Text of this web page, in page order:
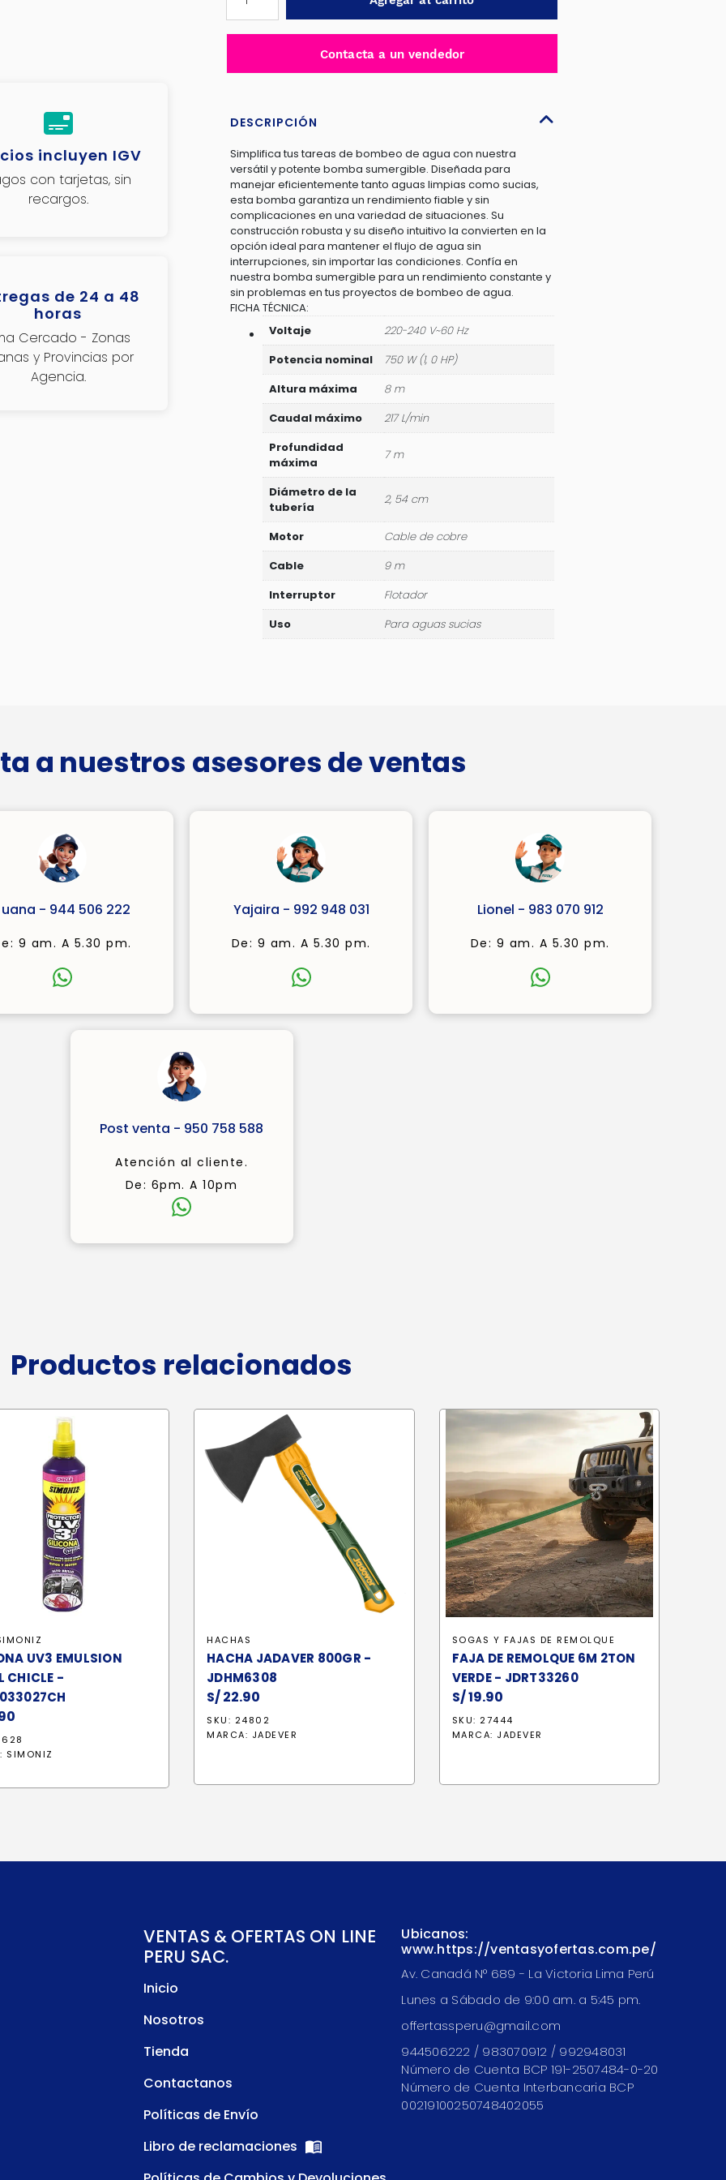
incluyen IGV
con tarjetas, sin
recargos.
de 24 a 48
horas
Cercado - Zonas
y Provincias por
Agencia.
SUMERGIBLE
PARA
1"
AC
INOX
750W
H:7M
C:217L/MIN
TOTAL
-
TWP87506-
cantidad
Contacta a un vendedor
DESCRIPCIÓN
Simplifica tus tareas de bombeo de agua con nuestra
versátil y potente bomba sumergible. Diseñada para
manejar eficientemente tanto aguas limpias como sucias,
esta bomba garantiza un rendimiento fiable y sin
complicaciones en una variedad de situaciones. Su
construcción robusta y su diseño intuitivo la convierten en la
opción ideal para mantener el flujo de agua sin
interrupciones, sin importar las condiciones. Confía en
nuestra bomba sumergible para un rendimiento constante y
sin problemas en tus proyectos de bombeo de agua.
FICHA TÉCNICA:
Voltaje
220-240 V~60 Hz
Potencia nominal
750 W (1, 0 HP)
Altura máxima
8 m
Caudal máximo
217 L/min
Profundidad
máxima
7 m
Diámetro de la
tubería
2, 54 cm
Motor
Cable de cobre
Cable
9 m
Interruptor
Flotador
Uso
Para aguas sucias
a nuestros asesores de ventas
- 944 506 222
9 am. A 5.30 pm.
Yajaira - 992 948 031
De: 9 am. A 5.30 pm.
Lionel - 983 070 912
De: 9 am. A 5.30 pm.
Post venta - 950 758 588
Atención al cliente.
De: 6pm. A 10pm
Productos relacionados
UV3 EMULSION
CHICLE -
SIMONIZ
HACHAS
HACHA JADAVER 800GR -
JDHM6308
S/22.90
SKU: 24802
MARCA: JADEVER
SOGAS Y FAJAS DE REMOLQUE
FAJA DE REMOLQUE 6M 2TON
VERDE - JDRT33260
S/19.90
SKU: 27444
MARCA: JADEVER
VENTAS & OFERTAS ON LINE
PERU SAC.
Inicio
Nosotros
Tienda
Contactanos
Políticas de Envío
Libro de reclamaciones
Ubicanos:
www.https://ventasyofertas.com.pe/
Av. Canadá N° 689 - La Victoria Lima Perú
Lunes a Sábado de 9:00 am. a 5:45 pm.
offertassperu@gmail.com
944506222 / 983070912 / 992948031
Número de Cuenta BCP 191-2507484-0-20
Número de Cuenta Interbancaria BCP
00219100250748402055